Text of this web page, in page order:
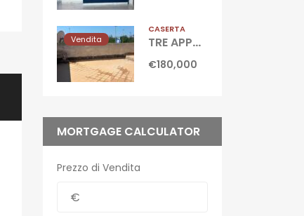
Vendita
CASERTA
TRE APPARTAMENTI CON TERRAZZO Castel Volturno-Domitiana
€180,000
MORTGAGE CALCULATOR
Prezzo di Vendita